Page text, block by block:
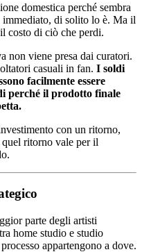
domestica perché sembra
immediato, di solito lo è. Ma il
costo di ciò che perdi.
non viene presa dai curatori.
casuali in fan. I soldi
facilmente essere
perché il prodotto finale
con un ritorno,
quel ritorno vale per il
parte degli artisti
home studio e studio
appartengono a dove.